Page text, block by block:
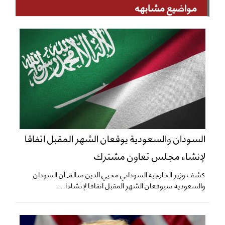
مواضيع مشابهه
السودان والسعودية يوقعان الشهر المقبل اتفاقا
لإنشاء مجلس تعاون مشترك
كشف وزير الخارجية السوداني محيي الدين سالم أن السودان
والسعودية سيوقعان الشهر المقبل اتفاقا لإنشاء ا...